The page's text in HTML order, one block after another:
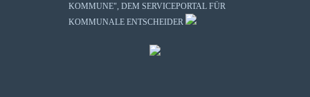
KOMMUNE", DEM SERVICEPORTAL FÜR
KOMMUNALE ENTSCHEIDER